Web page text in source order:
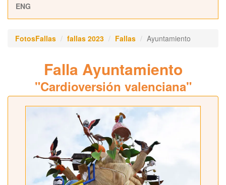
ENG
FotosFallas fallas 2023 Fallas Ayuntamiento
Falla Ayuntamiento
"Cardioversión valenciana"